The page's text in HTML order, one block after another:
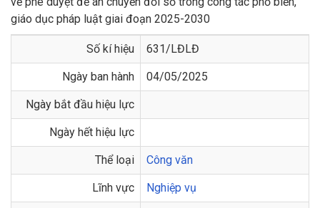
giáo dục pháp luật giai đoạn 2025-2030
Số kí hiệu 631/LĐLĐ
Ngày ban hành 04/05/2025
Ngày bắt đầu hiệu lực
Ngày hết hiệu lực
Thể loại Công văn
Lĩnh vực Nghiệp vụ